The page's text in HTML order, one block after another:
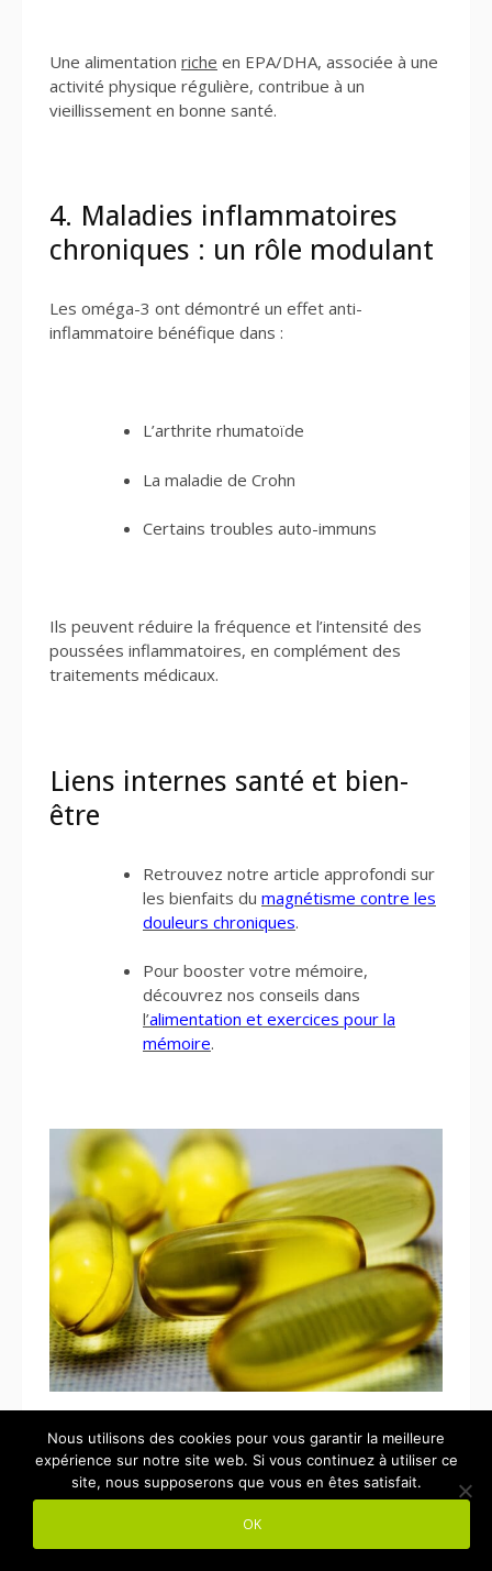
Une alimentation riche en EPA/DHA, associée à une
activité physique régulière, contribue à un
vieillissement en bonne santé.
4. Maladies inflammatoires
chroniques : un rôle modulant
Les oméga-3 ont démontré un effet anti-
inflammatoire bénéfique dans :
L’arthrite rhumatoïde
La maladie de Crohn
Certains troubles auto-immuns
Ils peuvent réduire la fréquence et l’intensité des
poussées inflammatoires, en complément des
traitements médicaux.
Liens internes santé et bien-
être
Retrouvez notre article approfondi sur
les bienfaits du magnétisme contre les
douleurs chroniques.
Pour booster votre mémoire,
découvrez nos conseils dans
l’alimentation et exercices pour la
mémoire.
Les erreurs fréquentes et
comment les éviter
Nous utilisons des cookies pour vous garantir la meilleure
expérience sur notre site web. Si vous continuez à utiliser ce
site, nous supposerons que vous en êtes satisfait.
OK